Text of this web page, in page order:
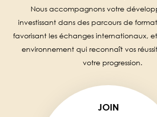
Nous accompagnons votre
investissant dans des parcours de
favorisant les échanges internationaux,
environnement qui reconnaît vos
votre progression.
JOIN